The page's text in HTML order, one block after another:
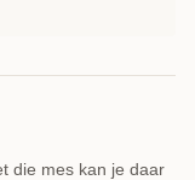
die mes kan je daar